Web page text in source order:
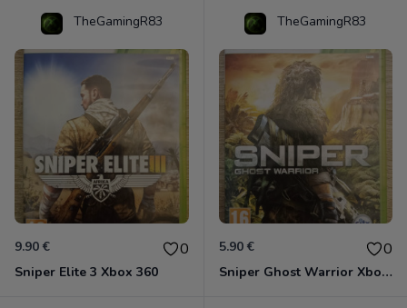
TheGamingR83
9.90 € 0
Sniper Elite 3 Xbox 360
TheGamingR83
5.90 € 0
Sniper Ghost Warrior Xbox 360